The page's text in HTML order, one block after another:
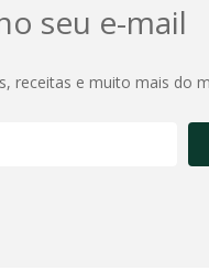
seu e-mail
receitas e muito mais do